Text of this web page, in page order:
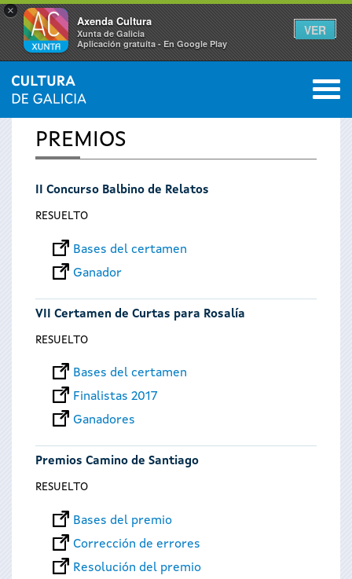
×
Axenda Cultura
Xunta de Galicia
Aplicación gratuíta - En Google Play
VER
Se
encuentra
usted
INICIO 0
PREMIOS
II Concurso Balbino de Relatos
RESUELTO
Bases del certamen
Ganador
VII Certamen de Curtas para Rosalía
RESUELTO
Bases del certamen
Finalistas 2017
Ganadores
Premios Camino de Santiago
RESUELTO
Bases del premio
Corrección de errores
Resolución del premio